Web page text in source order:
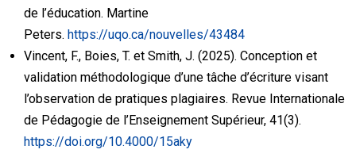
de l’éducation. Martine
Peters. https://uqo.ca/nouvelles/43484
Vincent, F., Boies, T. et Smith, J. (2025). Conception et
validation méthodologique d’une tâche d’écriture visant
l’observation de pratiques plagiaires. Revue Internationale
de Pédagogie de l’Enseignement Supérieur, 41(3).
https://doi.org/10.4000/15aky